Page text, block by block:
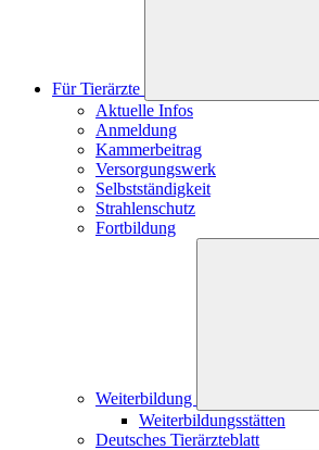
Für Tierärzte
Aktuelle Infos
Anmeldung
Kammerbeitrag
Versorgungswerk
Selbstständigkeit
Strahlenschutz
Fortbildung
Weiterbildung
Weiterbildungsstätten
Deutsches Tierärzteblatt